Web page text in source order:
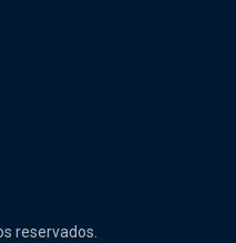
reservados.